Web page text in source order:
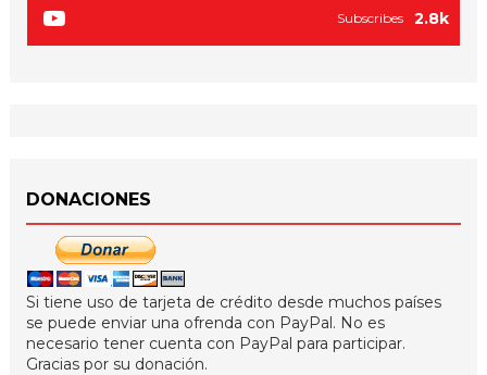
2.8k
Subscribes
DONACIONES
Si tiene uso de tarjeta de crédito desde muchos países
se puede enviar una ofrenda con PayPal. No es
necesario tener cuenta con PayPal para participar.
Gracias por su donación.